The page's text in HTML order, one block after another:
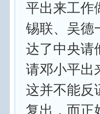
平出来工作
锡联、吴德
达了中央请
请邓小平出
这并不能反
复出，而正